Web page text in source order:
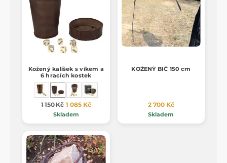
Kožený kalíšek s víkem a
6 hracích kostek
1 150 Kč 1 085 Kč
Skladem
KOŽENÝ BIČ 150 cm
2 700 Kč
Skladem